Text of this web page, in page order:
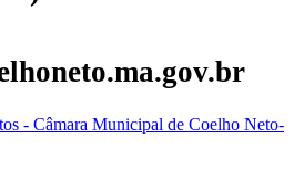
- Câmara Municipal de Coelho Neto-